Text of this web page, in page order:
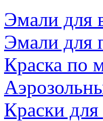
Эмали для
Эмали для
Краска по
Краски для